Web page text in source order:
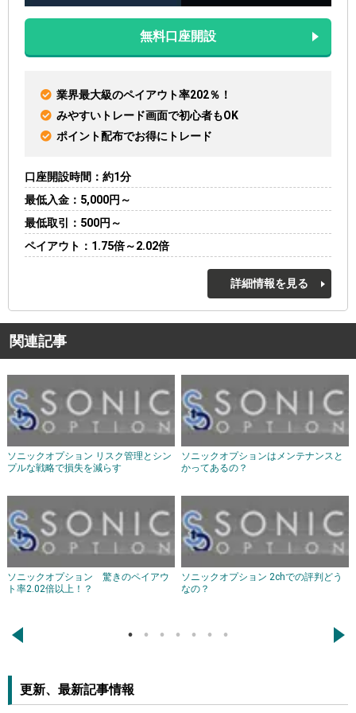
無料口座開設
業界最大級のペイアウト率202％！
みやすいトレード画面で初心者もOK
ポイント配布でお得にトレード
口座開設時間
約1分
最低入金
5,000円～
最低取引
500円～
ペイアウト
1.75倍～2.02倍
詳細情報を見る
関連記事
ソニックオプション リスク管理とシン
プルな戦略で損失を減らす
ソニックオプションはメンテナンスと
かってあるの？
ソニックオプション 驚きのペイアウ
ト率2.02倍以上！？
ソニックオプション 2chでの評判どう
なの？
← →
更新、最新記事情報